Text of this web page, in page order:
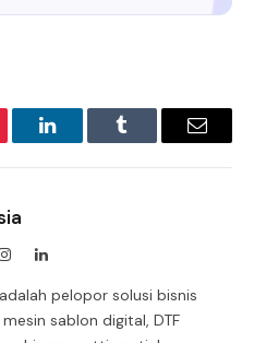
LinkedInTumblr Email
InstagramLinkedIn
pelopor solusi bisnis
sablon digital, DTF